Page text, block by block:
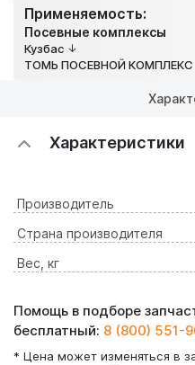
Применяемость:
Посевные комплексы
Кузбас
ТОМЬ ПОСЕВНОЙ КОМПЛЕКС
Характеристики
Производитель
Страна производителя
Вес, кг
Помощь в подборе
бесплатный: 8 (800) 551-
* Цена может изменяться в